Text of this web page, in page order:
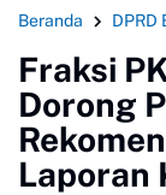
Beranda DPRD
Fraksi
Dorong
Laporan